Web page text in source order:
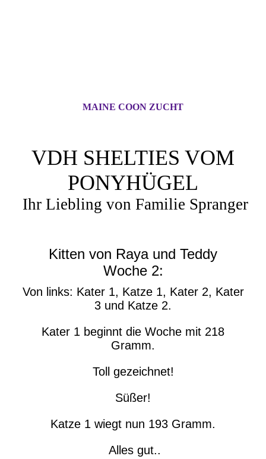
MAINE COON ZUCHT
VDH SHELTIES VOM
PONYHÜGEL
Ihr Liebling von Familie Spranger
Kitten von Raya und Teddy
Woche 2:
Von links: Kater 1, Katze 1, Kater 2, Kater
3 und Katze 2.
Kater 1 beginnt die Woche mit 218
Gramm.
Toll gezeichnet!
Süßer!
Katze 1 wiegt nun 193 Gramm.
Alles gut..